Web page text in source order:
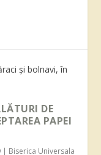
DE
PAPEI
| Biserica Universala